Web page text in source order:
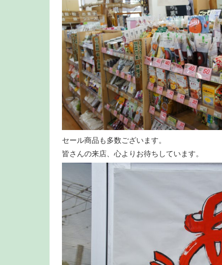
セール商品も多数ございます。
皆さんの来店、心よりお待ちしています。